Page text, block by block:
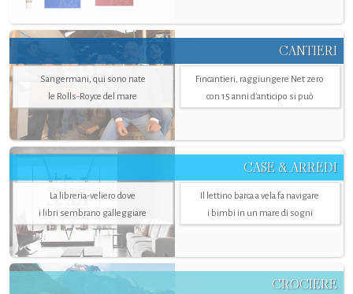
CANTIERI
Sangermani, qui sono nate
le Rolls-Royce del mare
Fincantieri, raggiungere Net zero
con 15 anni d'anticipo si può
CASE & ARREDI
La libreria-veliero dove
i libri sembrano galleggiare
Il lettino barca a vela fa navigare
i bimbi in un mare di sogni
CROCIERE